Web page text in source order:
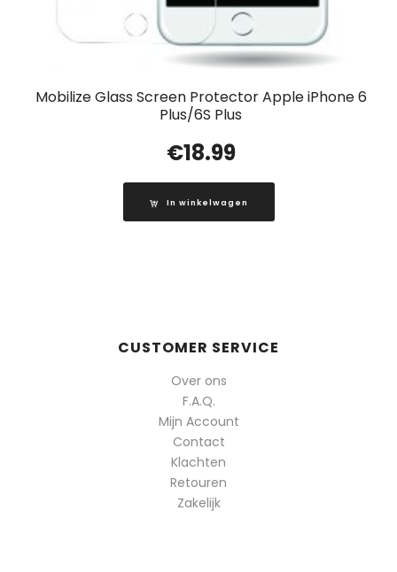
Mobilize Glass Screen Protector Apple iPhone 6
Plus/6S Plus
€18.99
In winkelwagen
CUSTOMER SERVICE
Over ons
F.A.Q.
Mijn Account
Contact
Klachten
Retouren
Zakelijk